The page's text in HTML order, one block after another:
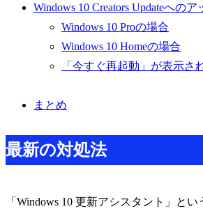
Windows 10 Creators Updateへの
Windows 10 Proの場合
Windows 10 Homeの場合
「今すぐ再起動」が表示さ
まとめ
最新の対処法
「Windows 10 更新アシスタント」と